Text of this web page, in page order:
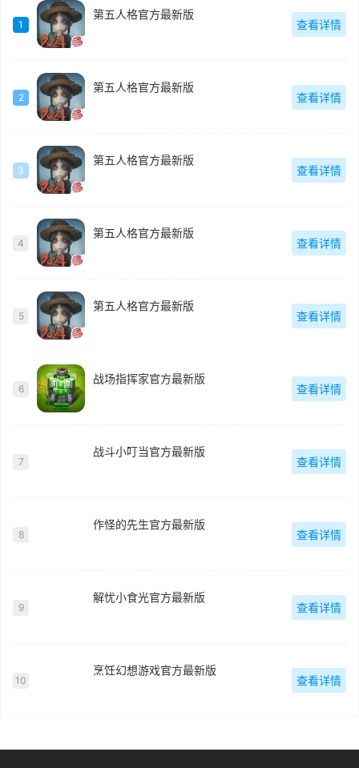
1
第五人格官方最新版
查看详情
2
第五人格官方最新版
查看详情
3
第五人格官方最新版
查看详情
4
第五人格官方最新版
查看详情
5
第五人格官方最新版
查看详情
6
战场指挥家官方最新版
查看详情
7
战斗小叮当官方最新版
查看详情
8
作怪的先生官方最新版
查看详情
9
解忧小食光官方最新版
查看详情
10
烹饪幻想游戏官方最新版
查看详情